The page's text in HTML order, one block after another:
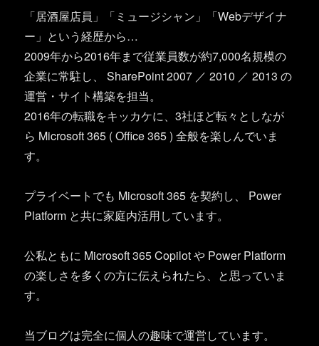
「居酒屋店員」「ミュージシャン」「Webデザイナ
ー」という経歴から…
2009年から2016年まで従業員数が約7,000名規模の
企業に常駐し、 SharePoint 2007 ／ 2010 ／ 2013 の
運営・サイト構築を担当。
2016年の転職をキッカケに、3社ほど転々としなが
ら Microsoft 365 ( Office 365 ) 全般を楽しんでいま
す。
プライベートでも Microsoft 365 を契約し、 Power
Platform と共に家庭内活用しています。
公私ともに Microsoft 365 Copilot や Power Platform
の楽しさを多くの方に伝えられたら、と思っていま
す。
当ブログは完全に個人の趣味で運営しています。